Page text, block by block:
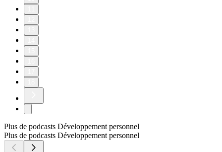
Plus de podcasts Développement personnel
Plus de podcasts Développement personnel